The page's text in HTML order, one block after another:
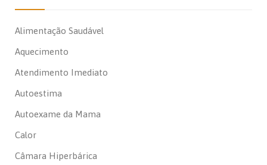
Alimentação Saudável
Aquecimento
Atendimento Imediato
Autoestima
Autoexame da Mama
Calor
Câmara Hiperbárica